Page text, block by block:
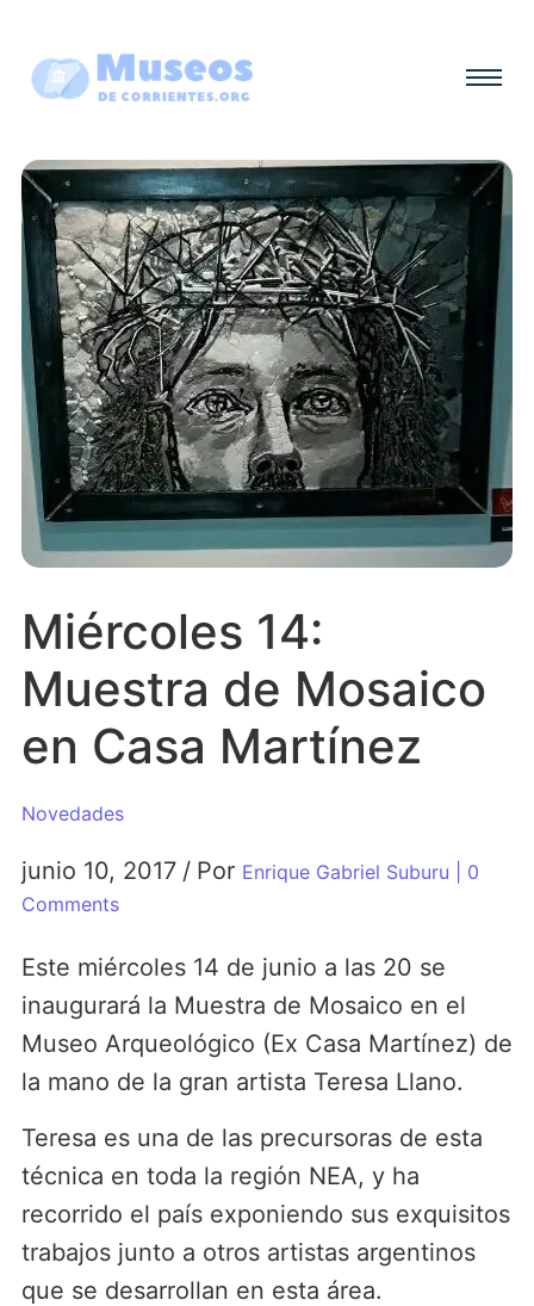
Miércoles 14:
Muestra de Mosaico
en Casa Martínez
Novedades
junio 10, 2017 / Por Enrique Gabriel Suburu
| 0
Comments
Este miércoles 14 de junio a las 20 se
inaugurará la Muestra de Mosaico en el
Museo Arqueológico (Ex Casa Martínez) de
la mano de la gran artista Teresa Llano.
Teresa es una de las precursoras de esta
técnica en toda la región NEA, y ha
recorrido el país exponiendo sus exquisitos
trabajos junto a otros artistas argentinos
que se desarrollan en esta área.